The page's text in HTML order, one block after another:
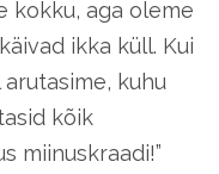
kokku, aga oleme
ikka küll. Kui
kuhu
kõik
miinuskraadi!”